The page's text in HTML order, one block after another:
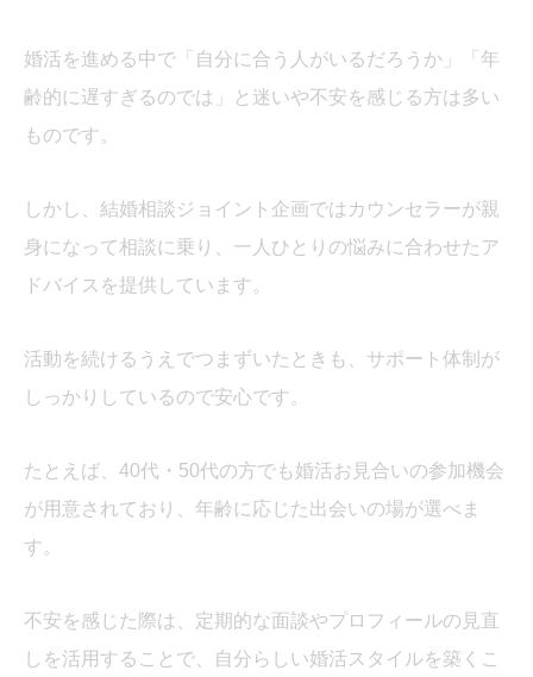
婚活を進める中で「自分に合う人がいるだろうか」「年
齢的に遅すぎるのでは」と迷いや不安を感じる方は多い
ものです。
しかし、結婚相談ジョイント企画ではカウンセラーが親
身になって相談に乗り、一人ひとりの悩みに合わせたア
ドバイスを提供しています。
活動を続けるうえでつまずいたときも、サポート体制が
しっかりしているので安心です。
たとえば、40代・50代の方でも婚活お見合いの参加機会
が用意されており、年齢に応じた出会いの場が選べま
す。
不安を感じた際は、定期的な面談やプロフィールの見直
しを活用することで、自分らしい婚活スタイルを築くこ